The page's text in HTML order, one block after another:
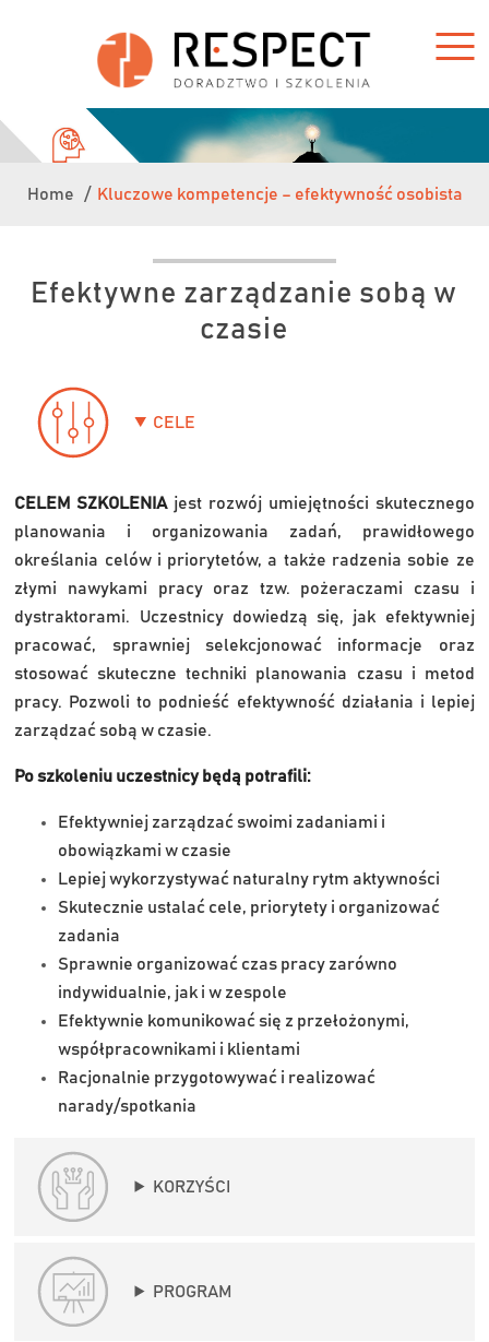
Home / Kluczowe kompetencje – efektywność osobista
Efektywne zarządzanie sobą w
czasie
CELE
CELEM SZKOLENIAjest rozwój umiejętności skutecznego
planowania i organizowania zadań, prawidłowego
określania celów i priorytetów, a także radzenia sobie ze
złymi nawykami pracy oraz tzw. pożeraczami czasu i
dystraktorami. Uczestnicy dowiedzą się, jak efektywniej
pracować, sprawniej selekcjonować informacje oraz
stosować skuteczne techniki planowania czasu i metod
pracy. Pozwoli to podnieść efektywność działania i lepiej
zarządzać sobą w czasie.
Po szkoleniu uczestnicy będą potrafili:
Efektywniej zarządzać swoimi zadaniami i
obowiązkami w czasie
Lepiej wykorzystywać naturalny rytm aktywności
Skutecznie ustalać cele, priorytety i organizować
zadania
Sprawnie organizować czas pracy zarówno
indywidualnie, jak i w zespole
Efektywnie komunikować się z przełożonymi,
współpracownikami i klientami
Racjonalnie przygotowywać i realizować
narady/spotkania
KORZYŚCI
PROGRAM